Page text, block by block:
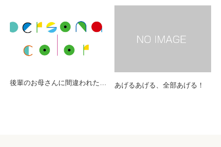
後輩のお母さんに間違われた… あげるあげる、全部あげる！